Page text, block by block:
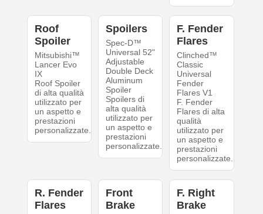
Roof
Spoiler
Mitsubishi™
Lancer Evo
IX
Roof Spoiler
di alta qualità
utilizzato per
un aspetto e
prestazioni
personalizzate.
Spoilers
Spec-D™
Universal 52"
Adjustable
Double Deck
Aluminum
Spoiler
Spoilers di
alta qualità
utilizzato per
un aspetto e
prestazioni
personalizzate.
F. Fender
Flares
Clinched™
Classic
Universal
Fender
Flares V1
F. Fender
Flares di alta
qualità
utilizzato per
un aspetto e
prestazioni
personalizzate.
R. Fender
Flares
Front
Brake
F. Right
Brake